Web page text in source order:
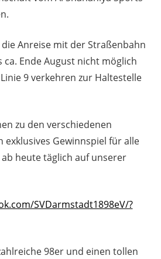
Anreise mit der Straßenbahn
Ende August nicht möglich
9 verkehren zur Haltestelle
zu den verschiedenen
Gewinnspiel für alle
heute täglich auf unserer
SVDarmstadt1898eV/?
98er und einen tollen